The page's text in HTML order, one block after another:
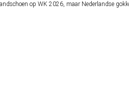
op WK 2026, maar Nederlandse